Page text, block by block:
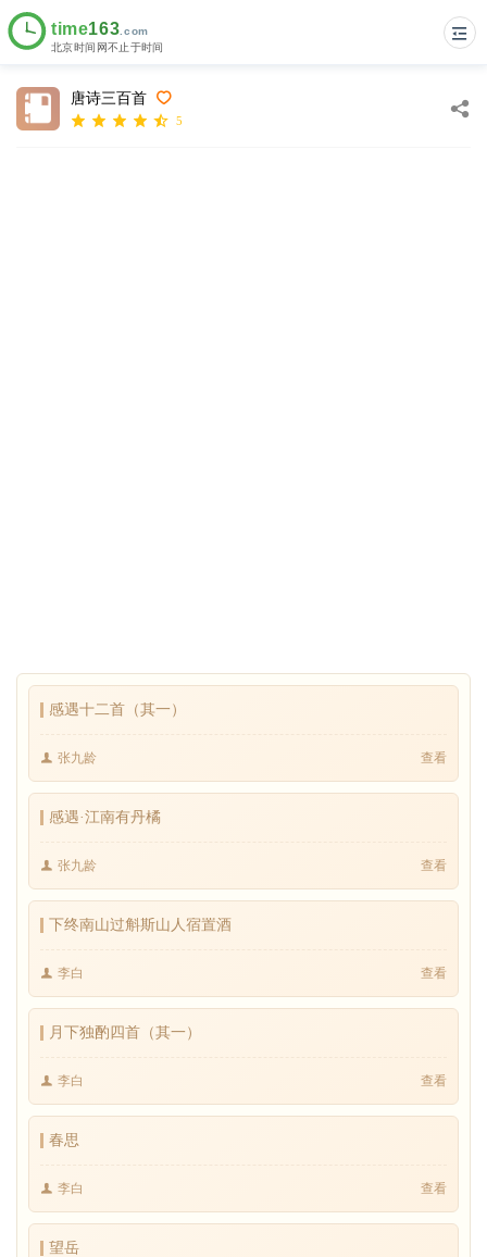
唐诗三百首
5
感遇十二首（其一）
张九龄 查看
感遇·江南有丹橘
张九龄 查看
下终南山过斛斯山人宿置酒
李白 查看
月下独酌四首（其一）
李白 查看
春思
李白 查看
望岳